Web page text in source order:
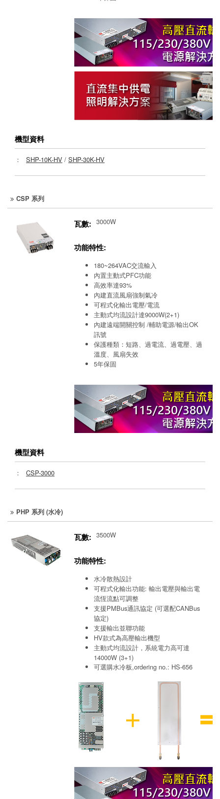
機型資料
： SHP-10K-HV / SHP-30K-HV
CSP 系列
瓦數: 3000W
功能特性:
180~264VAC交流輸入
內置主動式PFC功能
高效率達93%
內建直流風扇強制氣冷
可程式化輸出電壓/電流
主動式均流設計達9000W(2+1)
內建遠端開關控制 /輔助電源/輸出OK
訊號
保護種類：短路、過電流、過電壓、過
溫度、風扇失效
5年保固
機型資料
： CSP-3000
PHP 系列 (水冷)
瓦數: 3500W
功能特性:
水冷散熱設計
可程式化輸出功能: 輸出電壓與輸出電
流恆流點可調整
支援PMBus通訊協定 (可選配CANBus
協定)
支援輸出並聯功能
HV款式為高壓輸出機型
主動式均流設計，系統電力高可達
14000W (3+1)
可選購水冷板,ordering no.: HS-656